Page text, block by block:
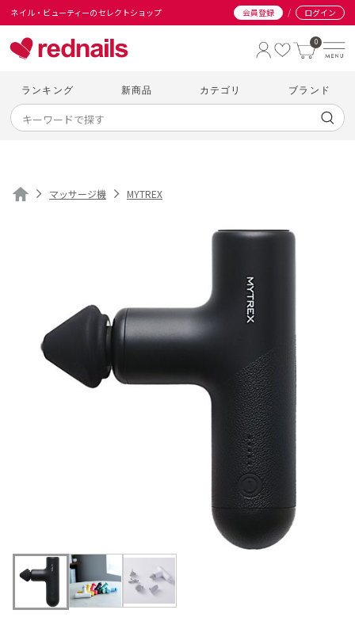
ネイル・ビューティーのセレクトショップ 会員登録 / ログイン
0
ランキング 新商品 カテゴリ ブランド
マッサージ機 MYTREX